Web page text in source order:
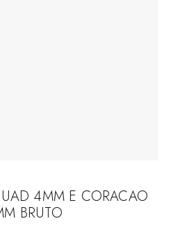
4MM E CORACAO
BRUTO